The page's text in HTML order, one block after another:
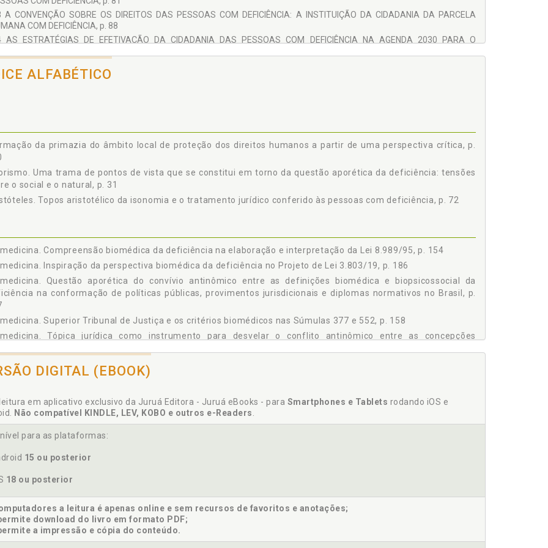
A CONVENÇÃO SOBRE OS DIREITOS DAS PESSOAS COM DEFICIÊNCIA: A INSTITUIÇÃO DA CIDADANIA DA PARCELA
COM DEFICIÊNCIA, p. 88
AS ESTRATÉGIAS DE EFETIVAÇÃO DA CIDADANIA DAS PESSOAS COM DEFICIÊNCIA NA AGENDA 2030 PARA O
A AFIRMAÇÃO DA PRIMAZIA DO ÂMBITO LOCAL DE PROTEÇÃO DOS DIREITOS HUMANOS A PARTIR DE UMA
CRÍTICA, p. 100
OS DIREITOS DAS PESSOAS COM DEFICIÊNCIA NO CONTEXTO DE UMA APROXIMAÇÃO ENTRE DIREITO CIVIL, DIREITO
E DIREITOS HUMANOS, p. 132
UM CASO PARADIGMÁTICO DE APLICAÇÃO DA PERSPECTIVA BIOPSICOSSOCIAL DA DEFICIÊNCIA NA PRÁXIS JUDICIAL, p.
DE POLÍTICAS PÚBLICAS, PROVIMENTOS JURISDICIONAIS E DIPLOMAS NORMATIVOS NO BRASIL, p. 147
O SUPERIOR TRIBUNAL DE JUSTIÇA E OS CRITÉRIOS BIOMÉDICOS NAS SÚMULAS 377 E 552, p. 158
O "NASCITURO DEFICIENTE" E A DEFICIÊNCIA COMO ENFERMIDADE CONGÊNITA NO PROJETO DE LEI 478/07 (ESTATUTO
NASCITURO), p. 165
4.4.1 A Proposição Legiferante e a Concepção de Novas Criaturas, p. 168
172
4.4.3 A Inviabilidade Jurídica do "Nascituro Deficiente" à Luz da Definição Constitucional das "Pessoas com Deficiência", p.
A INSPIRAÇÃO DA PERSPECTIVA BIOMÉDICA DA DEFICIÊNCIA NO PROJETO DE LEI 3.803/19, p. 186
p. 201
ALFABÉTICO
da primazia do âmbito local de proteção dos direitos humanos a partir de uma perspectiva crítica, p.
Uma trama de pontos de vista que se constitui em torno da questão aporética da deficiência: tensões
o social e o natural, p. 31
Topos aristotélico da isonomia e o tratamento jurídico conferido às pessoas com deficiência, p. 72
Compreensão biomédica da deficiência na elaboração e interpretação da Lei 8.989/95, p. 154
Inspiração da perspectiva biomédica da deficiência no Projeto de Lei 3.803/19, p. 186
Questão aporética do convívio antinômico entre as definições biomédica e biopsicossocial da
na conformação de políticas públicas, provimentos jurisdicionais e diplomas normativos no Brasil, p.
Superior Tribunal de Justiça e os critérios biomédicos nas Súmulas 377 e 552, p. 158
Tópica jurídica como instrumento para desvelar o conflito antinômico entre as concepções
internacional e local. Um exame do PL 478/07 com o emprego do contraste disponibilizado pela
internacional e local, p. 172
Questão aporética do convívio antinômico entre as definições biomédica e biopsicossocial da
na conformação de políticas públicas, provimentos jurisdicionais e diplomas normativos no Brasil, p.
e biopsicossocial da deficiência, p. 148
Um caso paradigmático de aplicação da perspectiva biopsicossocial da deficiência na práxis
p. 139
Convenção Sobre os Direitos das Pessoas com Deficiência: a instituição da cidadania da parcela
DIGITAL (EBOOK)
em aplicativo exclusivo da Juruá Editora - Juruá eBooks - para Smartphones e Tablets rodando iOS e
Não compatível KINDLE, LEV, KOBO e outros e-Readers.
para as plataformas:
15 ou posterior
18 ou posterior
a leitura é apenas online e sem recursos de favoritos e anotações;
download do livro em formato PDF;
a impressão e cópia do conteúdo.